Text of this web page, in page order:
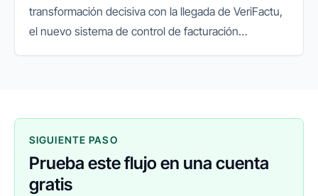
transformación decisiva con la llegada de VeriFactu,
el nuevo sistema de control de facturación
SIGUIENTE PASO
Prueba este flujo en una cuenta
gratis